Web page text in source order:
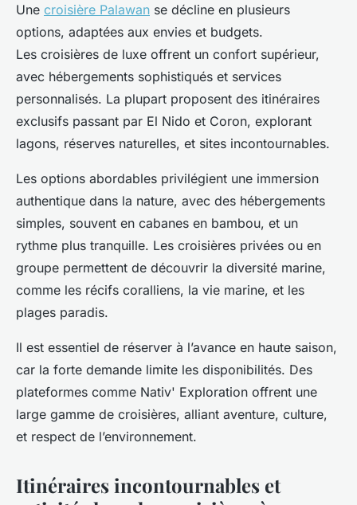
Une croisière Palawan se décline en plusieurs
options, adaptées aux envies et budgets.
Les croisières de luxe offrent un confort supérieur,
avec hébergements sophistiqués et services
personnalisés. La plupart proposent des itinéraires
exclusifs passant par El Nido et Coron, explorant
lagons, réserves naturelles, et sites incontournables.
Les options abordables privilégient une immersion
authentique dans la nature, avec des hébergements
simples, souvent en cabanes en bambou, et un
rythme plus tranquille. Les croisières privées ou en
groupe permettent de découvrir la diversité marine,
comme les récifs coralliens, la vie marine, et les
plages paradis.
Il est essentiel de réserver à l’avance en haute saison,
car la forte demande limite les disponibilités. Des
plateformes comme Nativ' Exploration offrent une
large gamme de croisières, alliant aventure, culture,
et respect de l’environnement.
Itinéraires incontournables et